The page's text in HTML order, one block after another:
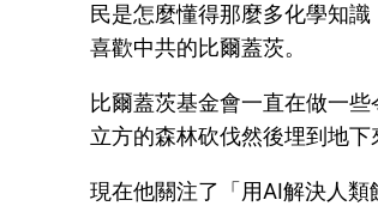
民是怎麼懂得那麼多化學知
喜歡中共的比爾蓋茨。
比爾蓋茨基金會一直在做一
立方的森林砍伐然後埋到地
現在他關注了「用AI解決人類